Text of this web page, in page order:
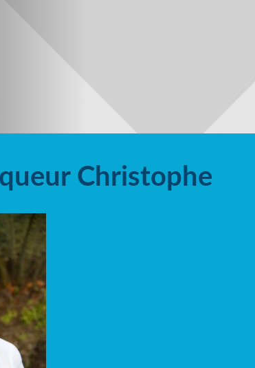
Christophe